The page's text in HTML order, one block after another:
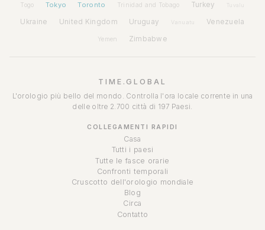
Togo Tokyo Toronto Trinidad and Tobago Turkey Tuvalu
Ukraine United Kingdom Uruguay Vanuatu Venezuela
Yemen Zimbabwe
TIME.GLOBAL
L'orologio più bello del mondo. Controlla l'ora locale corrente in una
delle oltre 2.700 città di 197 Paesi.
COLLEGAMENTI RAPIDI
Casa
Tutti i paesi
Tutte le fasce orarie
Confronti temporali
Cruscotto dell'orologio mondiale
Blog
Circa
Contatto